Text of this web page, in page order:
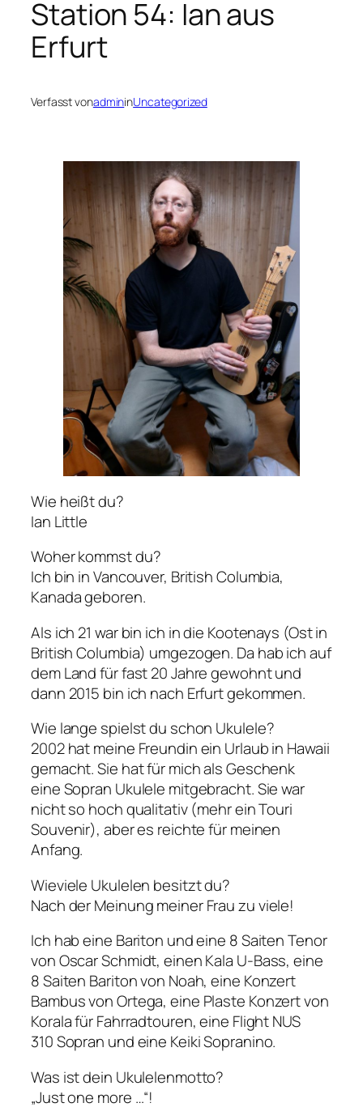
Station 54: Ian aus
Erfurt
Verfasst vonadmininUncategorized
Wie heißt du?
Ian Little
Woher kommst du?
Ich bin in Vancouver, British Columbia,
Kanada geboren.
Als ich 21 war bin ich in die Kootenays (Ost in
British Columbia) umgezogen. Da hab ich auf
dem Land für fast 20 Jahre gewohnt und
dann 2015 bin ich nach Erfurt gekommen.
Wie lange spielst du schon Ukulele?
2002 hat meine Freundin ein Urlaub in Hawaii
gemacht. Sie hat für mich als Geschenk
eine Sopran Ukulele mitgebracht. Sie war
nicht so hoch qualitativ (mehr ein Touri
Souvenir), aber es reichte für meinen
Anfang.
Wieviele Ukulelen besitzt du?
Nach der Meinung meiner Frau zu viele!
Ich hab eine Bariton und eine 8 Saiten Tenor
von Oscar Schmidt, einen Kala U-Bass, eine
8 Saiten Bariton von Noah, eine Konzert
Bambus von Ortega, eine Plaste Konzert von
Korala für Fahrradtouren, eine Flight NUS
310 Sopran und eine Keiki Sopranino.
Was ist dein Ukulelenmotto?
„Just one more …“!